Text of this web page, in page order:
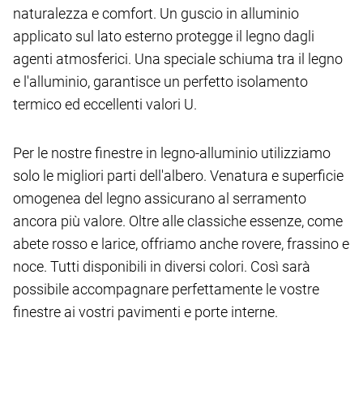
naturalezza e comfort. Un guscio in alluminio
applicato sul lato esterno protegge il legno dagli
agenti atmosferici. Una speciale schiuma tra il legno
e l'alluminio, garantisce un perfetto isolamento
termico ed eccellenti valori U.
Per le nostre finestre in legno-alluminio utilizziamo
solo le migliori parti dell'albero. Venatura e superficie
omogenea del legno assicurano al serramento
ancora più valore. Oltre alle classiche essenze, come
abete rosso e larice, offriamo anche rovere, frassino e
noce. Tutti disponibili in diversi colori. Così sarà
possibile accompagnare perfettamente le vostre
finestre ai vostri pavimenti e porte interne.